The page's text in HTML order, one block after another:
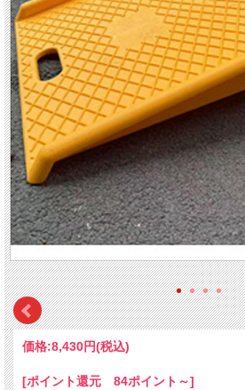
価格:8,430円(税込)
[ポイント還元 84ポイント～]